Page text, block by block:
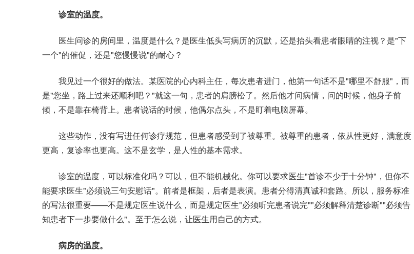
诊室的温度。
医生问诊的房间里，温度是什么？是医生低头写病历的沉默，还是抬头看患者眼睛的注视？是"下
一个"的催促，还是"您慢慢说"的耐心？
我见过一个很好的做法。某医院的心内科主任，每次患者进门，他第一句话不是"哪里不舒服"，而
是"您坐，路上过来还顺利吧？"就这一句，患者的肩膀松了。然后他才问病情，问的时候，他身子前
倾，不是靠在椅背上。患者说话的时候，他偶尔点头，不是盯着电脑屏幕。
这些动作，没有写进任何诊疗规范，但患者感受到了被尊重。被尊重的患者，依从性更好，满意度
更高，复诊率也更高。这不是玄学，是人性的基本需求。
诊室的温度，可以标准化吗？可以，但不能机械化。你可以要求医生"首诊不少于十分钟"，但你不
能要求医生"必须说三句安慰话"。前者是框架，后者是表演。患者分得清真诚和套路。所以，服务标准
的写法很重要——不是规定医生说什么，而是规定医生"必须听完患者说完""必须解释清楚诊断""必须告
知患者下一步要做什么"。至于怎么说，让医生用自己的方式。
病房的温度。